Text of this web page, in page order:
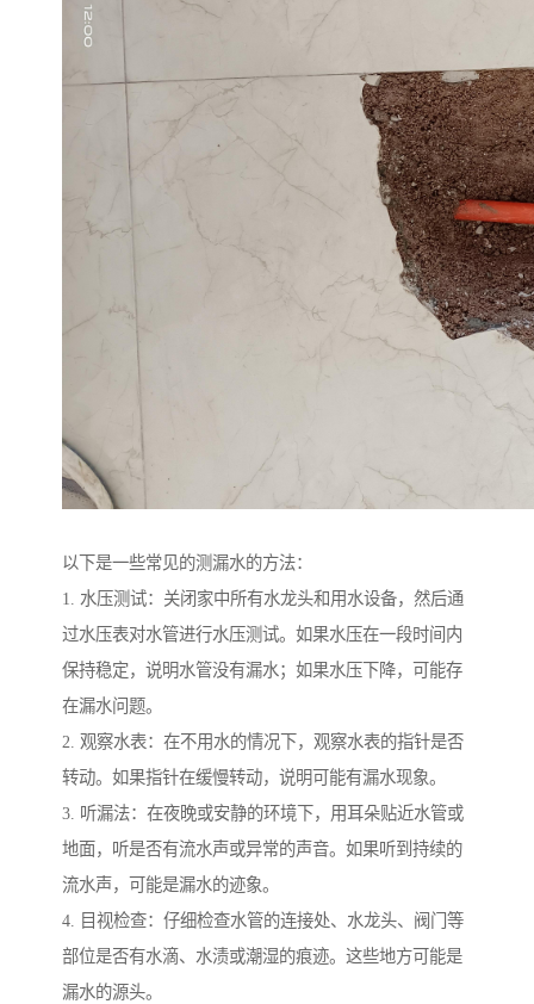
以下是一些常见的测漏水的方法：
1. 水压测试：关闭家中所有水龙头和用水设备，然后通
过水压表对水管进行水压测试。如果水压在一段时间内
保持稳定，说明水管没有漏水；如果水压下降，可能存
在漏水问题。
2. 观察水表：在不用水的情况下，观察水表的指针是否
转动。如果指针在缓慢转动，说明可能有漏水现象。
3. 听漏法：在夜晚或安静的环境下，用耳朵贴近水管或
地面，听是否有流水声或异常的声音。如果听到持续的
流水声，可能是漏水的迹象。
4. 目视检查：仔细检查水管的连接处、水龙头、阀门等
部位是否有水滴、水渍或潮湿的痕迹。这些地方可能是
漏水的源头。